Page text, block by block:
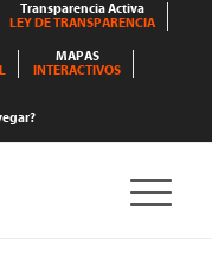
Transparencia Activa
LEY DE TRANSPARENCIA
MAPAS
INTERACTIVOS